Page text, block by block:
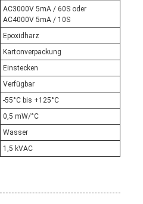
AC3000V 5mA / 60S oder
AC4000V 5mA / 10S
Epoxidharz
Kartonverpackung
Einstecken
Verfügbar
-55°C bis +125°C
0,5 mW/°C
Wasser
1,5 kVAC